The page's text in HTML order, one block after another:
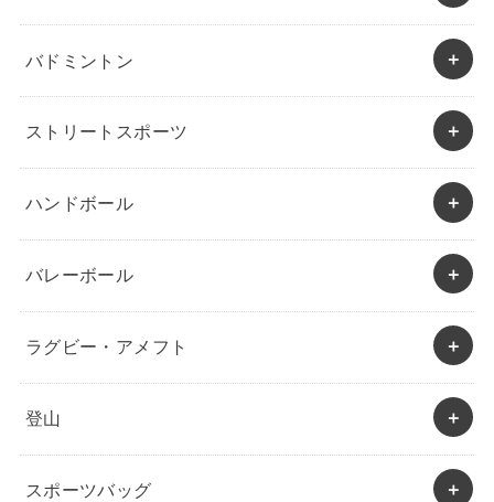
バドミントン
ストリートスポーツ
ハンドボール
バレーボール
ラグビー・アメフト
登山
スポーツバッグ